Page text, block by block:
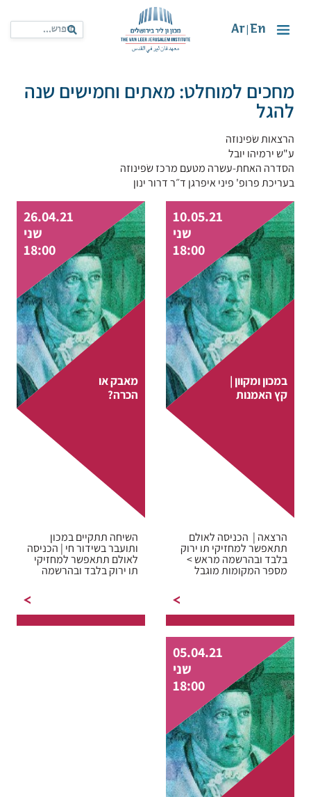
En
Ar
מחכים למוחלט: מאתים וחמישים שנה
להגל
הרצאות שֹפינוזה
ע"ש ירמיהו יובל
הסדרה האחת-עשרה מטעם מרכז שֹפינוזה
בעריכת פרופ' פיני איפרגן ד״ר דרור ינון
full date10.05.21
שני
18:00
במכון ומקוון |
קץ האמנות
הרצאה | הכניסה לאולם
תתאפשר למחזיקי תו ירוק
בלבד ובהרשמה מראש >
מספר המקומות מוגבל
26.04.21
שני
18:00
מאבק או
הכרה?
השיחה תתקיים במכון
ותועבר בשידור חי | הכניסה
לאולם תתאפשר למחזיקי
תו ירוק בלבד ובהרשמה
full date05.04.21
שני
18:00